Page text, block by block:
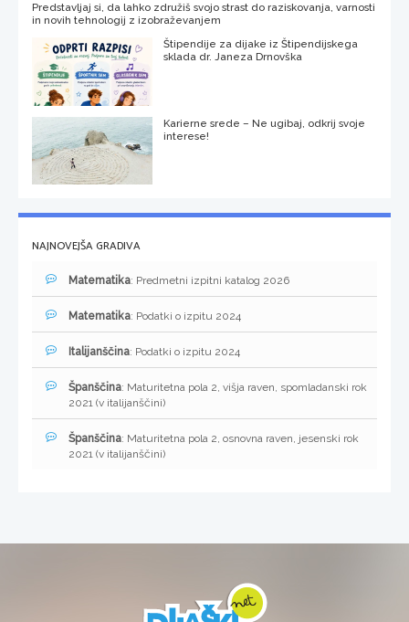
Predstavljaj si, da lahko združiš svojo strast do raziskovanja, varnosti
in novih tehnologij z izobraževanjem
Štipendije za dijake iz Štipendijskega
sklada dr. Janeza Drnovška
Karierne srede – Ne ugibaj, odkrij svoje
interese!
NAJNOVEJŠA GRADIVA
Matematika: Predmetni izpitni katalog 2026
Matematika: Podatki o izpitu 2024
Italijanščina: Podatki o izpitu 2024
Španščina: Maturitetna pola 2, višja raven, spomladanski rok
2021 (v italijanščini)
Španščina: Maturitetna pola 2, osnovna raven, jesenski rok
2021 (v italijanščini)